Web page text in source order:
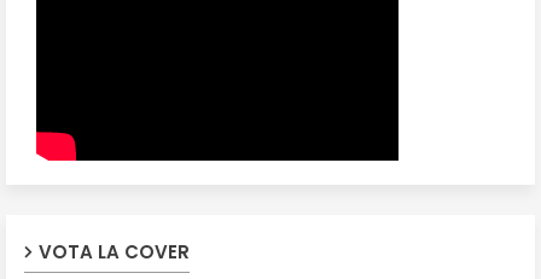
VOTA LA COVER